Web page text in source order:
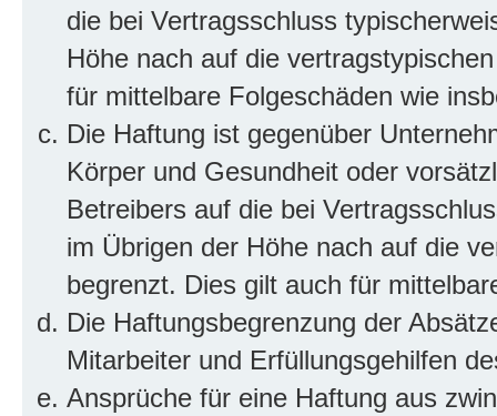
die bei Vertragsschluss
Höhe nach auf die
für mittelbare Folgeschäden wie
Die Haftung ist gegenüber
Körper und Gesundheit oder
Betreibers auf die bei
im Übrigen der Höhe nach auf die
begrenzt. Dies gilt auch für
Die Haftungsbegrenzung der
Mitarbeiter und Erfüllungsgehilfen
Ansprüche für eine Haftung aus